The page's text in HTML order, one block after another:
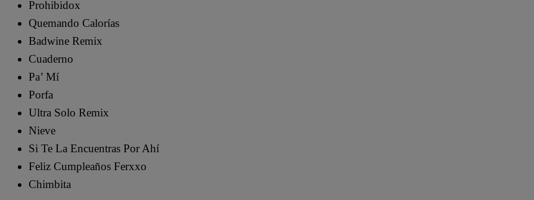
Prohibidox
Quemando Calorías
Badwine Remix
Cuaderno
Pa’ Mí
Porfa
Ultra Solo Remix
Nieve
Si Te La Encuentras Por Ahí
Feliz Cumpleaños Ferxxo
Chimbita